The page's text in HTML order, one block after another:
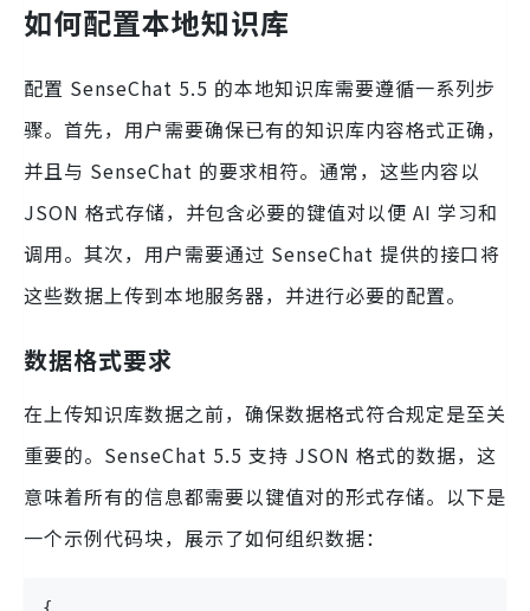
如何配置本地知识库
配置 SenseChat 5.5 的本地知识库需要遵循一系列步
骤。首先，用户需要确保已有的知识库内容格式正确，
并且与 SenseChat 的要求相符。通常，这些内容以
JSON 格式存储，并包含必要的键值对以便 AI 学习和
调用。其次，用户需要通过 SenseChat 提供的接口将
这些数据上传到本地服务器，并进行必要的配置。
数据格式要求
在上传知识库数据之前，确保数据格式符合规定是至关
重要的。SenseChat 5.5 支持 JSON 格式的数据，这
意味着所有的信息都需要以键值对的形式存储。以下是
一个示例代码块，展示了如何组织数据：